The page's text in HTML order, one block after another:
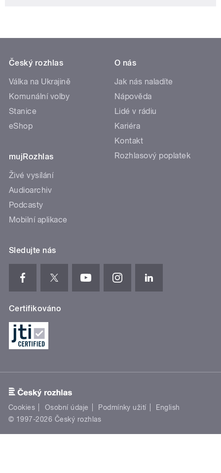
Český rozhlas
Válka na Ukrajině
Komunální volby
Stanice
eShop
mujRozhlas
Živé vysílání
Audioarchiv
Podcasty
Mobilní aplikace
O nás
Jak nás naladíte
Nápověda
Lidé v rádiu
Kariéra
Kontakt
Rozhlasový poplatek
Sledujte nás
Certifikováno
Cookies Osobní údaje Podmínky užití
English
© 1997-2026 Český rozhlas